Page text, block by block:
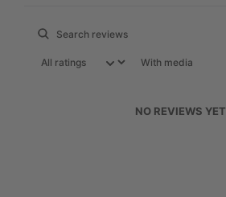
With media
NO REVIEWS YET